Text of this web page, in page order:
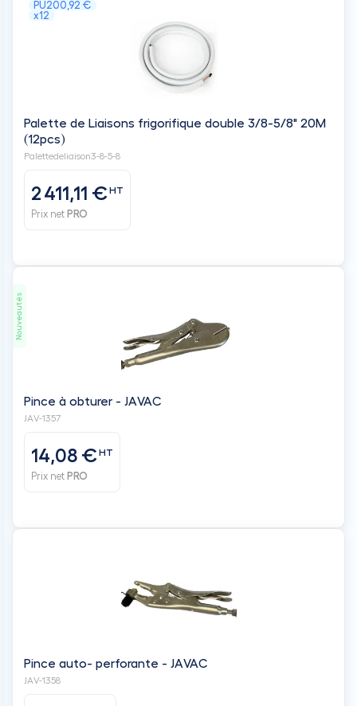
PU200,92 €
x12
Palette de Liaisons frigorifique double 3/8-5/8" 20M
(12pcs)
Palettedeliaison3-8-5-8
2 411,11 €HT
Prix net PRO
Nouveautés
Pince à obturer - JAVAC
JAV-1357
14,08 €HT
Prix net PRO
Pince auto- perforante - JAVAC
JAV-1358